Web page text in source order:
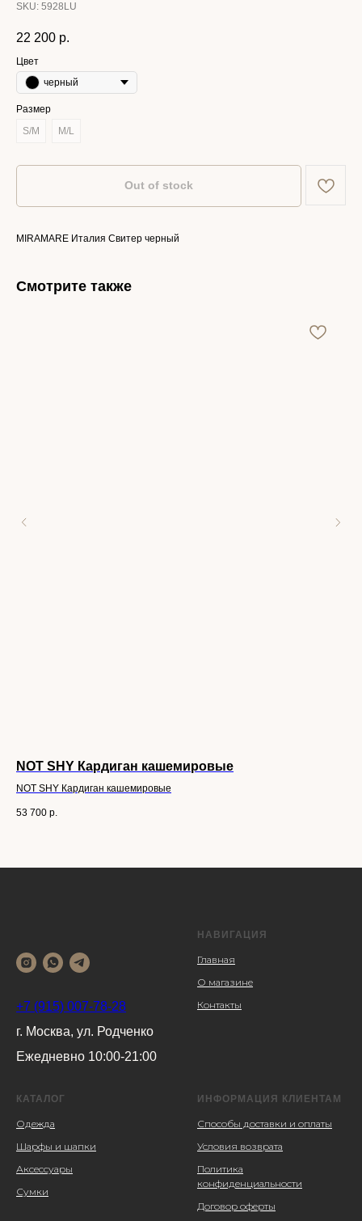
SKU: 5928LU
22 200 р.
Цвет
черный
Размер
S/M
M/L
Out of stock
MIRAMARE Италия Свитер черный
Смотрите также
NOT SHY Кардиган кашемировые
NOT SHY Кардиган кашемировые
53 700 р.
+7 (915) 007-78-28
г. Москва, ул. Родченко
Ежедневно 10:00-21:00
НАВИГАЦИЯ
Главная
О магазине
Контакты
КАТАЛОГ
Одежда
Шарфы и шапки
Аксессуары
Сумки
ИНФОРМАЦИЯ КЛИЕНТАМ
Способы доставки и оплаты
Условия возврата
Политика
конфиденциальности
Договор оферты